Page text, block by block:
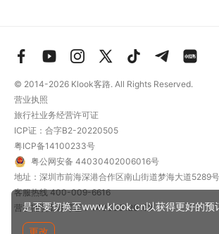
是否要切换至www.klook.cn以获得更好的预
更改
© 2014-2026 Klook客路. All Rights Reserved.
营业执照
旅行社业务经营许可证
ICP证：合字B2-20220505
粤ICP备14100233号
粤公网安备 44030402006016号
地址：深圳市前海深港合作区南山街道梦海大道5289
客服热线 400-009-6616
营业性演出许可证：440300120162